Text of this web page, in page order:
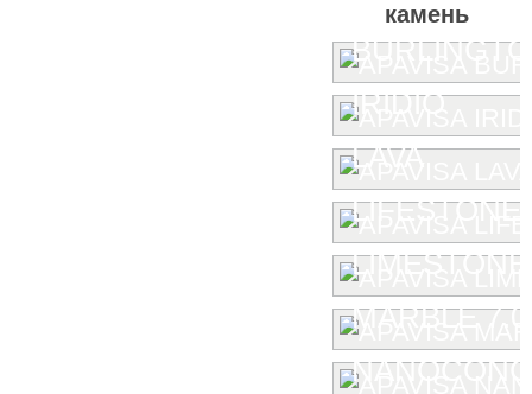
камень
IRIDIO
LAVA
LIFESTONE
LIMESTONE
MARBLE 7.0